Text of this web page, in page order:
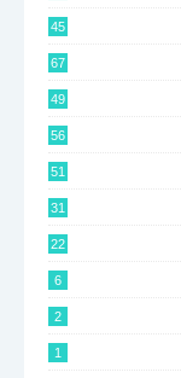
45
67
49
56
51
31
22
6
2
1